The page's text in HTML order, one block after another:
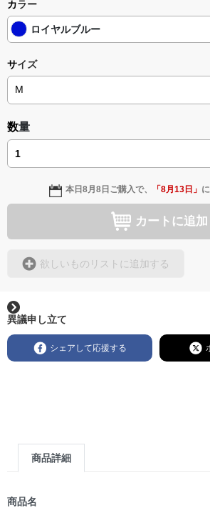
カラー
ロイヤルブルー
サイズ
数量
本日8月8日 ご購入で、 「8月13日 」
カートに追加
欲しいものリストに追加する
異議申し立て
シェアして応援する
商品詳細
商品名